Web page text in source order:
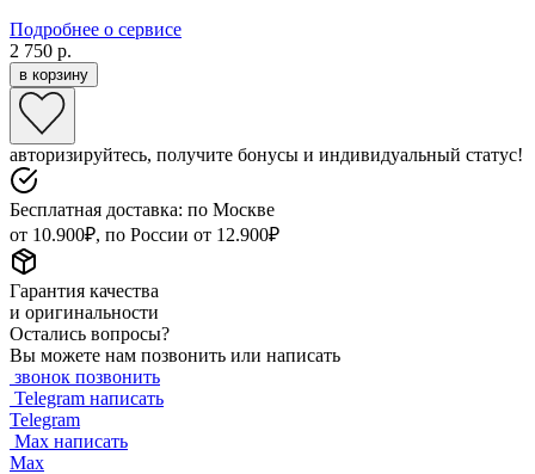
Подробнее о сервисе
2 750 р.
в корзину
авторизируйтесь, получите бонусы и индивидуальный статус!
Бесплатная доставка: по Москве
от 10.900₽, по России от 12.900₽
Гарантия качества
и оригинальности
Остались вопросы?
Вы можете нам позвонить или написать
звонок позвонить
Telegram написать
Telegram
Max написать
Max